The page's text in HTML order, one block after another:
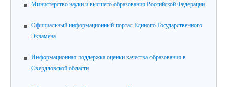
Министерство науки и высшего образования Российской Федерации
Официальный информационный портал Единого Государственного
Экзамена
Информационная поддержка оценки качества образования в
Свердловской области